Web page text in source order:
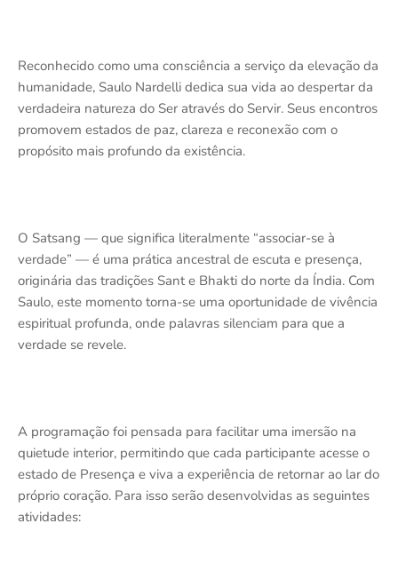
Reconhecido como uma consciência a serviço da elevação da
humanidade, Saulo Nardelli dedica sua vida ao despertar da
verdadeira natureza do Ser através do Servir. Seus encontros
promovem estados de paz, clareza e reconexão com o
propósito mais profundo da existência.
O Satsang — que significa literalmente “associar-se à
verdade” — é uma prática ancestral de escuta e presença,
originária das tradições Sant e Bhakti do norte da Índia. Com
Saulo, este momento torna-se uma oportunidade de vivência
espiritual profunda, onde palavras silenciam para que a
verdade se revele.
A programação foi pensada para facilitar uma imersão na
quietude interior, permitindo que cada participante acesse o
estado de Presença e viva a experiência de retornar ao lar do
próprio coração. Para isso serão desenvolvidas as seguintes
atividades: